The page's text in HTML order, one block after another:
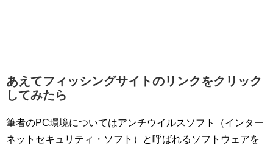
あえてフィッシングサイトのリンクをクリック
してみたら
筆者のPC環境についてはアンチウイルスソフト（インター
ネットセキュリティ・ソフト）と呼ばれるソフトウェアを